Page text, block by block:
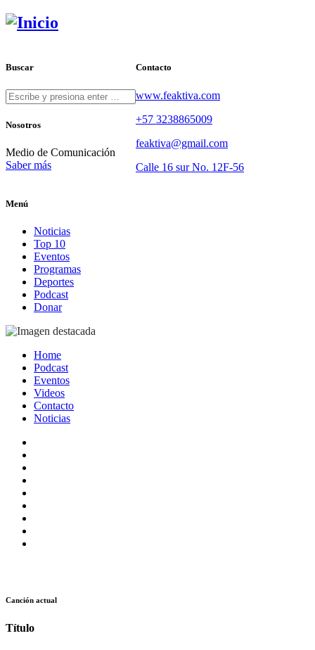
Buscar Contacto
www.feaktiva.com
+57 3238865009
feaktiva@gmail.com
Calle 16 sur No. 12F-56
Nosotros
Medio de Comunicación
Saber más
Menú
Noticias
Top 10
Eventos
Programas
Deportes
Podcast
Donar
Home
Podcast
Eventos
Videos
Contacto
Noticias
Canción actual
Título